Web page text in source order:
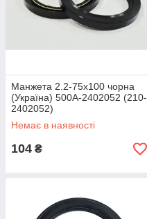
Манжета 2.2-75х100 чорна
(Україна) 500А-2402052 (210-
2402052)
Немає в наявності
104 ₴